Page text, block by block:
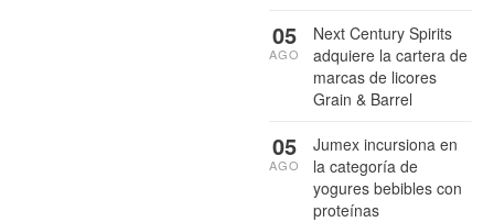
Next Century Spirits
adquiere la cartera de
marcas de licores
Grain & Barrel
05
AGO
Jumex incursiona en
la categoría de
yogures bebibles con
proteínas
05
AGO